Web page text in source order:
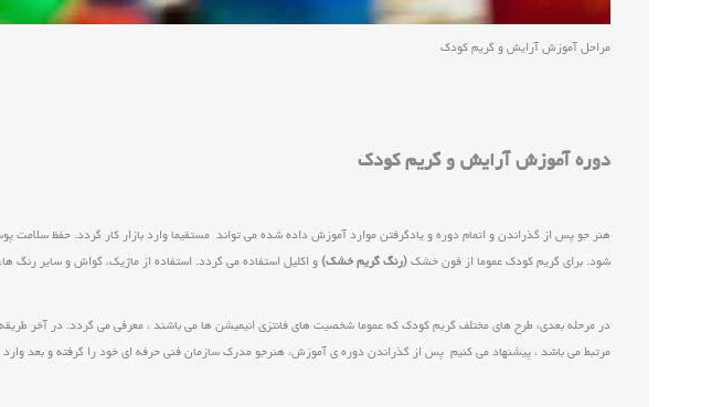
مراحل آموزش آرایش و گریم کودک
دوره آموزش آرایش و گریم کودک
هنر جو پس از گذراندن و اتمام دوره و یادگرفتن موارد آموزش داده شده می تواند مستقیما وارد بازار کار گردد. حفظ
شود. برای گریم کودک عموما از فون خشک(رنگ گریم خشک)و اکلیل استفاده می گردد. استفاده از ماژیک، گواش و سایر
در مرحله بعدی، طرح های مختلف گریم کودک که عموما شخصیت های فانتزی انیمیشن ها می باشند ، معرفی می گردد. در آخر
مرتبط می باشد ، پیشنهاد می کنیم پس از گذراندن دوره ی آموزش، هنرجو مدرک سازمان فنی حرفه ای خود را گرفته و بعد وارد